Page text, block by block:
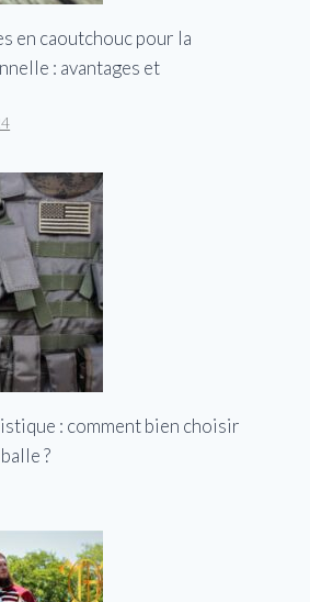
en caoutchouc pour la
: avantages et
: comment bien choisir
?